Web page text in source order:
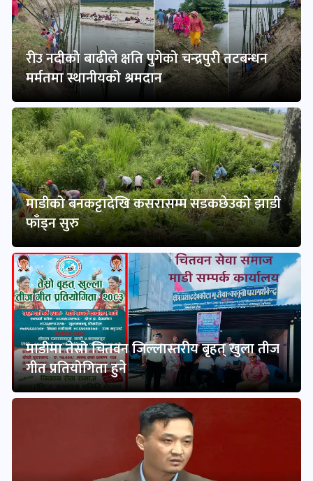
रीउ नदीको बाढीले क्षति पुगेको चन्द्रपुरी तटबन्धन
मर्मतमा स्थानीयको श्रमदान
माडीको बनकट्टादेखि कसरासम्म सडकछेउको झाडी
फाँड्न सुरु
माडीमा तेस्रो चितवन जिल्लास्तरीय बृहत् खुला तीज
गीत प्रतियोगिता हुने